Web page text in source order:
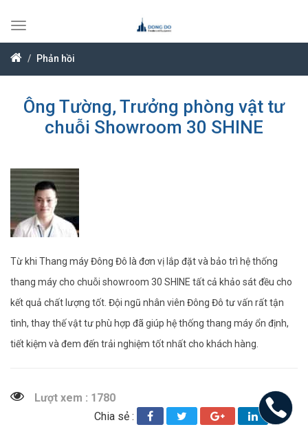
Toggle
navigation
Phản hồi
Ông Tường, Trưởng phòng vật tư
chuỗi Showroom 30 SHINE
Từ khi Thang máy Đông Đô là đơn vị lắp đặt và bảo trì hệ thống
thang máy cho chuỗi showroom 30 SHINE tất cả khảo sát đều cho
kết quả chất lượng tốt. Đội ngũ nhân viên Đông Đô tư vấn rất tận
tình, thay thế vật tư phù hợp đã giúp hệ thống thang máy ổn định,
tiết kiệm và đem đến trải nghiệm tốt nhất cho khách hàng.
Lượt xem : 1780
Chia sẻ :